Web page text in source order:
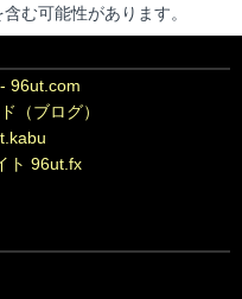
む可能性があります。
96ut.com
（ブログ）
ト 96ut.fx